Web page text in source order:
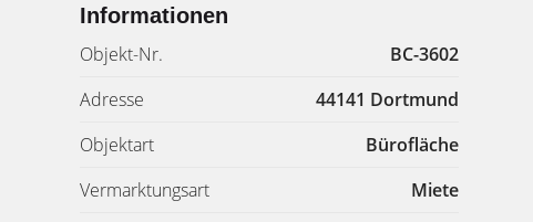
Informationen
Objekt-Nr.
BC-3602
Adresse
44141 Dortmund
Objektart
Bürofläche
Vermarktungsart
Miete